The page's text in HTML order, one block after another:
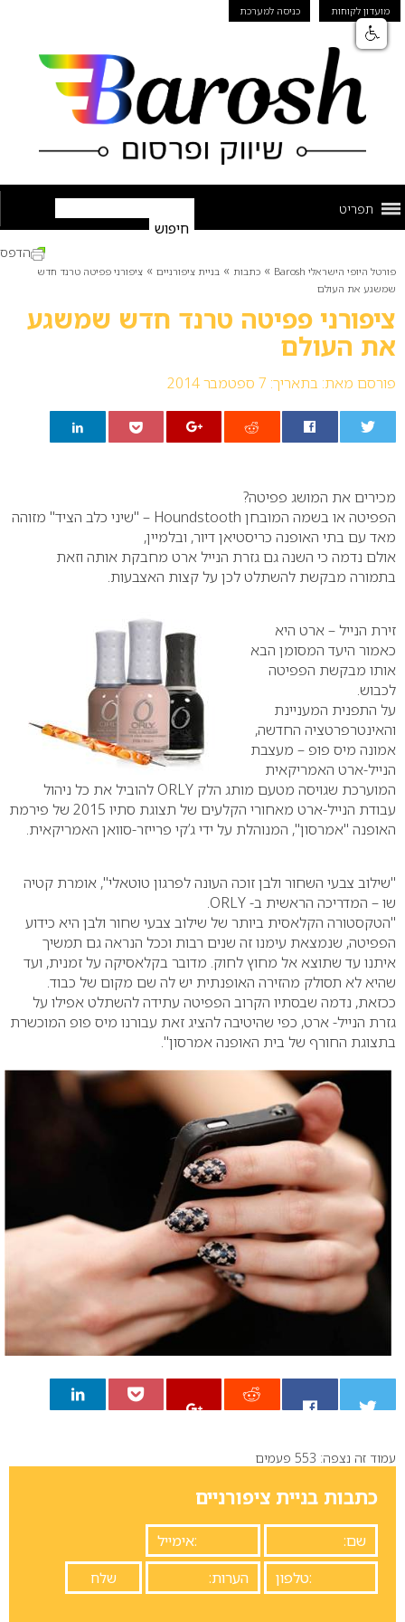
מועדון לקוחות כניסה למערכת
תפריט
פורטל היופי הישראלי Barosh » כתבות » בניית ציפורניים » ציפורני פפיטה טרנד חדש
שמשגע את העולם
ציפורני פפיטה טרנד חדש שמשגע
את העולם
פורסם מאת: בתאריך: 7 ספטמבר 2014
הדפס
מכירים את המושג פפיטה?
הפפיטה או בשמה המובחן Houndstooth – "שיני כלב הציד" מזוהה
מאד עם בתי האופנה כריסטיאן דיור, ובלמיין,
אולם נדמה כי השנה גם גזרת הנייל ארט מחבקת אותה וזאת
בתמורה מבקשת להשתלט לכן על קצות האצבעות.
זירת הנייל – ארט היא
כאמור היעד המסומן הבא
אותו מבקשת הפפיטה
לכבוש.
על התפנית המעניינת
והאינטרפרטציה החדשה,
אמונה מיס פופ – מעצבת
הנייל-ארט האמריקאית
המוערכת שגויסה מטעם מותג הלק ORLY להוביל את כל ניהול
עבודת הנייל-ארט מאחורי הקלעים של תצוגת סתיו 2015 של פירמת
האופנה "אמרסון", המנוהלת על ידי ג’קי פרייזר-סוואן האמריקאית.
"שילוב צבעי השחור ולבן זוכה העונה לפרגון טוטאלי", אומרת קטיה
שו – המדריכה הראשית ב- ORLY.
"הטקסטורה הקלאסית ביותר של שילוב צבעי שחור ולבן היא כידוע
הפפיטה, שנמצאת עימנו זה שנים רבות וככל הנראה גם תמשיך
איתנו עד שתוצא אל מחוץ לחוק. מדובר בקלאסיקה על זמנית, ועד
שהיא לא תסולק מהזירה האופנתית יש לה שם מקום של כבוד.
ככזאת, נדמה שבסתיו הקרוב הפפיטה עתידה להשתלט אפילו על
גזרת הנייל- ארט, כפי שהיטיבה להציג זאת עבורנו מיס פופ המוכשרת
בתצוגת החורף של בית האופנה אמרסון".
0
עמוד זה נצפה: 553 פעמים
כתבות בניית ציפורניים